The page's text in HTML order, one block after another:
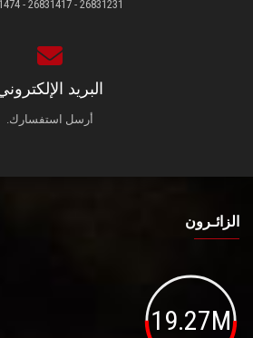
26831231 - 26831417 - 26831474
البريد
أرسل استفسارك.
الزائـرون
19.27M